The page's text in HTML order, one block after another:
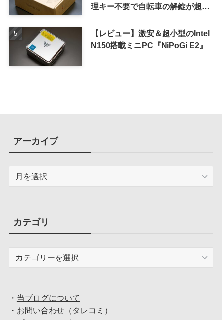
理キー不要で自転車の解錠が超簡
【レビュー】激安＆超小型のIntel
N150搭載ミニPC『NiPoGi E2』
アーカイブ
ブカテゴリ
・ 当ブログについて
・ お問い合わせ（タレコミ）